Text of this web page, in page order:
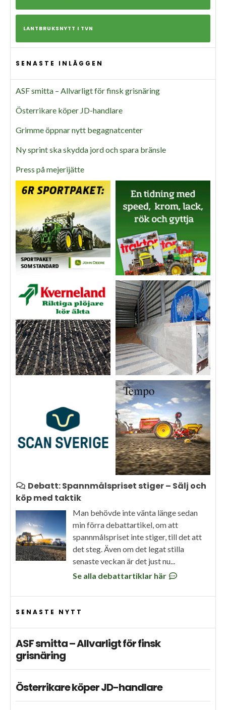
LANTBRUKSNYTT I TVN
SENASTE INLÄGGEN
ASF smitta – Allvarligt för finsk grisnäring
Österrikare köper JD-handlare
Grimme öppnar nytt begagnatcenter
Ny sprint ska skydda jord och spara bränsle
Press på mejerijätte
Debatt: Spannmålspriset stiger – Sälj och
köp med taktik
Man behövde inte vänta länge sedan
min förra debattartikel, om att
spannmålspriset inte stiger, till det att
det steg. Även om det legat stilla
senaste veckan är det just nu...
Se alla debattartiklar här
SENASTE NYTT
ASF smitta – Allvarligt för finsk
grisnäring
Österrikare köper JD-handlare